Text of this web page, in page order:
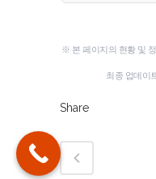
※ 본 페이지의 현황 및
최종 업데이
Share